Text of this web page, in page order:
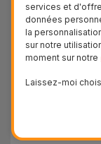
Bien qu'il ne
arrière de 12
encore
à un niveau
MP, ce qui
De plus, les
services et
données
la
sur notre
moment sur notre
Laissez-moi